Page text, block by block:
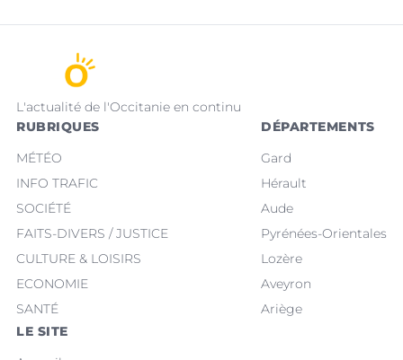
L'actualité de l'Occitanie en continu
RUBRIQUES
MÉTÉO
INFO TRAFIC
SOCIÉTÉ
FAITS-DIVERS / JUSTICE
CULTURE & LOISIRS
ECONOMIE
SANTÉ
DÉPARTEMENTS
Gard
Hérault
Aude
Pyrénées-Orientales
Lozère
Aveyron
Ariège
LE SITE